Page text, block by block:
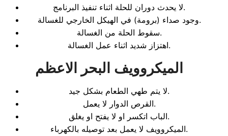
لا يحدث دوران للحلة اثناء تنفيذ البرنامج.
وجود صداء (برومة) في الهيكل الخارجي للغسالة.
سقوط الحلة من الغسالة.
اهتزاز شديد اثناء عمل الغسالة.
الميكروويف البحر الاعظم
لا يتم طهي الطعام بشكل جيد.
القرص الدوار لا يعمل.
الباب اتكسر او لا يفتح او يغلق.
الميكروويف لا يعمل بعد توصيله بالكهرباء.